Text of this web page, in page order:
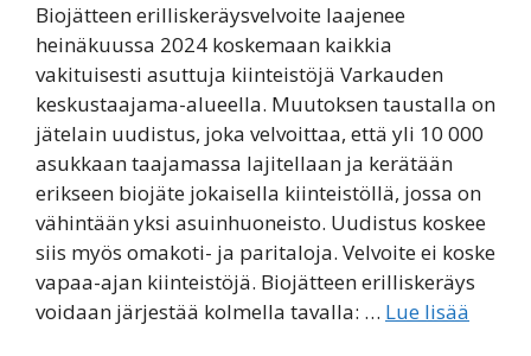
Biojätteen erilliskeräysvelvoite laajenee
heinäkuussa 2024 koskemaan kaikkia
vakituisesti asuttuja kiinteistöjä Varkauden
keskustaajama-alueella. Muutoksen taustalla on
jätelain uudistus, joka velvoittaa, että yli 10 000
asukkaan taajamassa lajitellaan ja kerätään
erikseen biojäte jokaisella kiinteistöllä, jossa on
vähintään yksi asuinhuoneisto. Uudistus koskee
siis myös omakoti- ja paritaloja. Velvoite ei koske
vapaa-ajan kiinteistöjä. Biojätteen erilliskeräys
voidaan järjestää kolmella tavalla: … Lue lisää